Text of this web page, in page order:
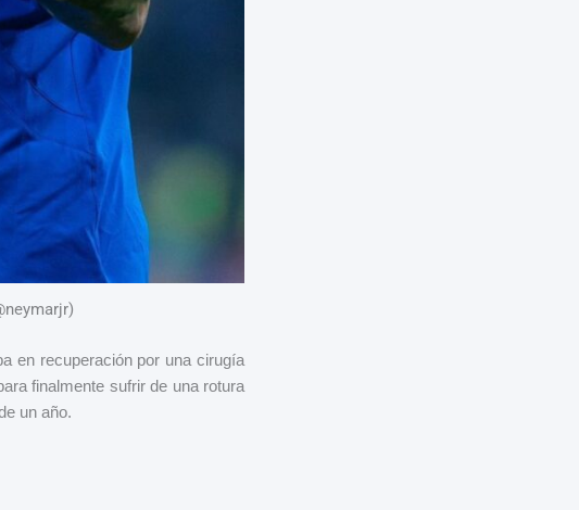
en recuperación por una cirugía
finalmente sufrir de una rotura
un año.